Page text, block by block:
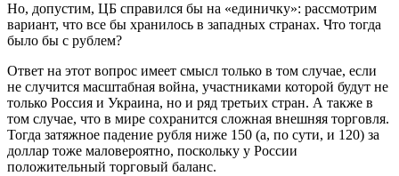
Но, допустим, ЦБ справился бы на «единичку»: рассмотрим
вариант, что все бы хранилось в западных странах. Что тогда
было бы с рублем?
Ответ на этот вопрос имеет смысл только в том случае, если
не случится масштабная война, участниками которой будут не
только Россия и Украина, но и ряд третьих стран. А также в
том случае, что в мире сохранится сложная внешняя торговля.
Тогда затяжное падение рубля ниже 150 (а, по сути, и 120) за
доллар тоже маловероятно, поскольку у России
положительный торговый баланс.